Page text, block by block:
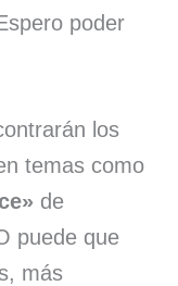
poder
los
temas como
de
puede que
más